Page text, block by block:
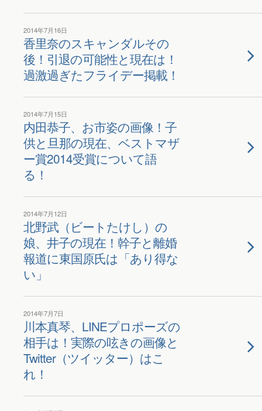
2014年7月16日
香里奈のスキャンダルその
後！引退の可能性と現在は！
過激過ぎたフライデー掲載！
2014年7月15日
内田恭子、お市姿の画像！子
供と旦那の現在、ベストマザ
ー賞2014受賞について語
る！
2014年7月12日
北野武（ビートたけし）の
娘、井子の現在！幹子と離婚
報道に東国原氏は「あり得な
い」
2014年7月7日
川本真琴、LINEプロポーズの
相手は！実際の呟きの画像と
Twitter（ツイッター）はこ
れ！